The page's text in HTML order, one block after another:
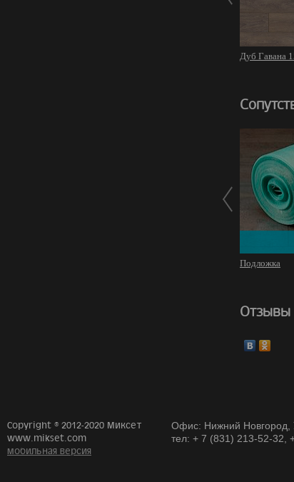
Дуб Гавана
Подложка
Отзывы
Copyright © 2012-2020 Миксет
www.mikset.com
мобильная версия
Офис: Нижний Новгород,
тел: + 7 (831) 213-52-32,